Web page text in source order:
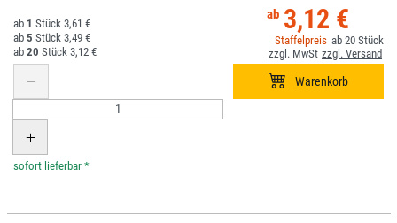
3,12 €
20
1
3,61 €
5
3,49 €
20
3,12 €
*